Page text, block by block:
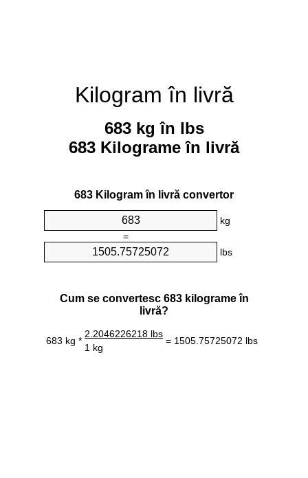
Kilogram în livră
683 kg în lbs
683 Kilograme în livră
683 Kilogram în livră convertor
kg
=
lbs
Cum se convertesc 683 kilograme în
livră?
683 kg *
2.2046226218 lbs
= 1505.75725072 lbs
1 kg